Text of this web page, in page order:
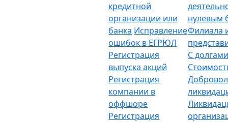
кредитной
организации или
банка Исправление
ошибок в ЕГРЮЛ
Регистрация
выпуска акций
Регистрация
компании в
оффшоре
Регистрация
нулевым
Филиала
С